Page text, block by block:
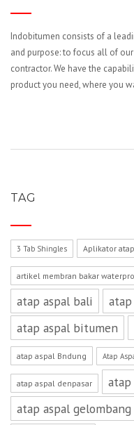
Indobitumen consists of a
and purpose: to focus all of
contractor. We have the
product you need, where you
TAG
3 Tab Shingles Aplikator
artikel membran bakar
atap aspal bali
atap aspal bitumen
atap aspal Bndung Atap
atap aspal denpasar
atap aspal gelombang